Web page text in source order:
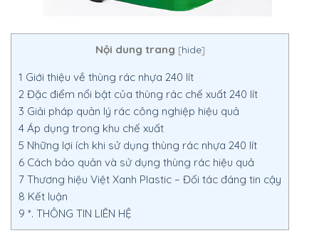
Nội dung trang [hide]
1 Giới thiệu về thùng rác nhựa 240 lít
2 Đặc điểm nổi bật của thùng rác chế xuất 240 lít
3 Giải pháp quản lý rác công nghiệp hiệu quả
4 Áp dụng trong khu chế xuất
5 Những lợi ích khi sử dụng thùng rác nhựa 240 lít
6 Cách bảo quản và sử dụng thùng rác hiệu quả
7 Thương hiệu Việt Xanh Plastic – Đối tác đáng tin cậy
8 Kết luận
9 *. THÔNG TIN LIÊN HỆ